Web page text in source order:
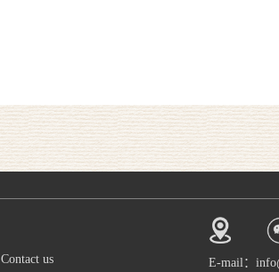
Contact us E-mail：